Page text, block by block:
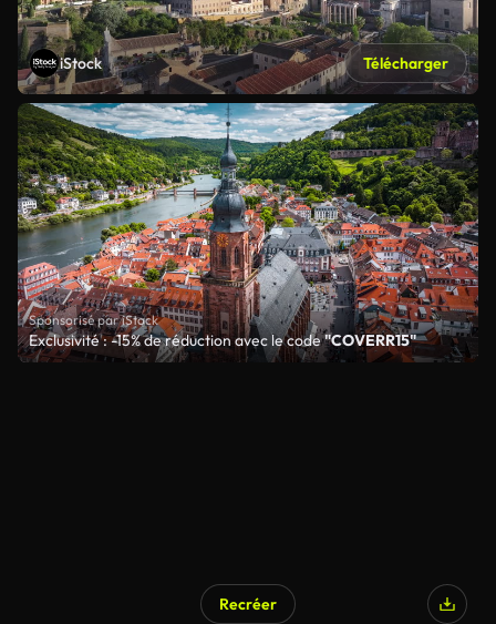
iStock Télécharger
Sponsorisé par iStock
Exclusivité : -15% de réduction avec le code"COVERR15"
Recréer